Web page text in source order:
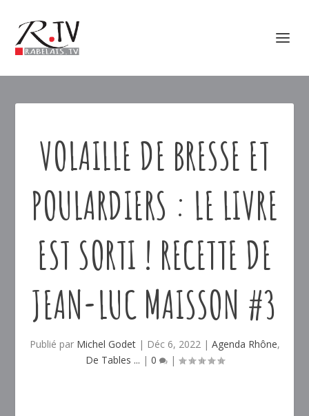
VOLAILLE DE BRESSE ET
POULARDIERS : LE LIVRE
EST SORTI ! RECETTE DE
JEAN-LUC MAISSON #3
Publié par Michel Godet| Déc 6, 2022| Agenda Rhône,
De Tables ... | 0 |